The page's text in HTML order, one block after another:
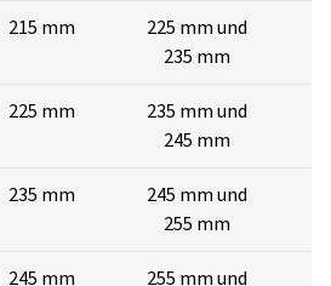
215 mm
225 mm und
235 mm
225 mm
235 mm und
245 mm
235 mm
245 mm und
255 mm
245 mm
255 mm und